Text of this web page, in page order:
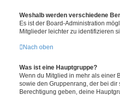
Weshalb werden verschiedene
Es ist der Board-Administration
Mitglieder leichter zu identifizieren
Nach oben
Was ist eine Hauptgruppe?
Wenn du Mitglied in mehr als einer
sowie den Gruppenrang, der bei
Berechtigung geben, deine